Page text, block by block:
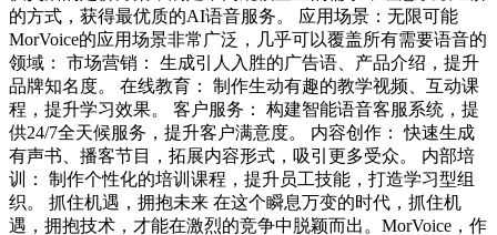
的方式，获得最优质的AI语音服务。 应用场景：无限可能
MorVoice的应用场景非常广泛，几乎可以覆盖所有需要语音的
领域： 市场营销： 生成引人入胜的广告语、产品介绍，提升
品牌知名度。 在线教育： 制作生动有趣的教学视频、互动课
程，提升学习效果。 客户服务： 构建智能语音客服系统，提
供24/7全天候服务，提升客户满意度。 内容创作： 快速生成
有声书、播客节目，拓展内容形式，吸引更多受众。 内部培
训： 制作个性化的培训课程，提升员工技能，打造学习型组
织。 抓住机遇，拥抱未来 在这个瞬息万变的时代，抓住机
遇，拥抱技术，才能在激烈的竞争中脱颖而出。MorVoice，作